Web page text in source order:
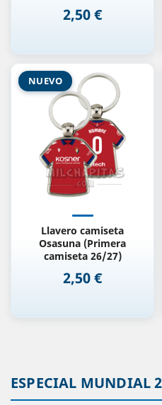
Precio
2,50 €
Llavero camiseta
Osasuna (Primera
camiseta 26/27)
Precio
2,50 €
NUEVO
ESPECIAL MUNDIAL